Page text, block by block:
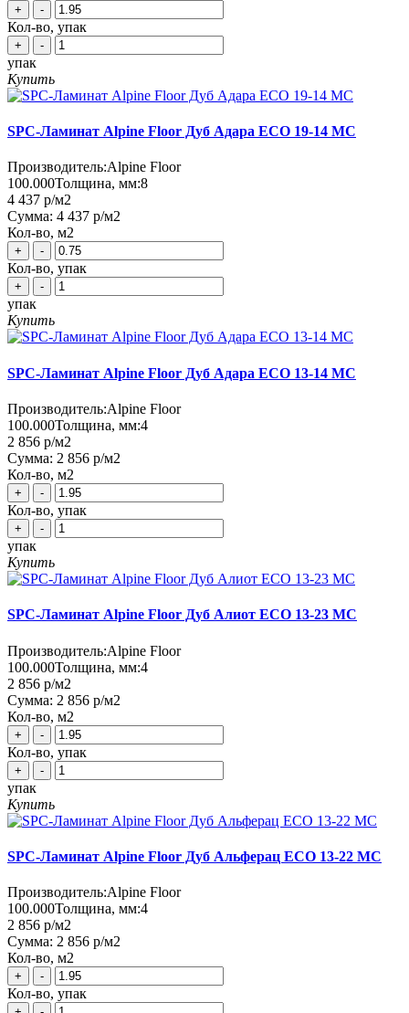
+ -
Кол-во, упак
+ -
упак
Купить
SPC-Ламинат Alpine Floor Дуб Адара ECO 19-14 MC
Производитель:Alpine Floor
100.000Толщина, мм:8
4 437 р/м2
Сумма: 4 437 р/м2
Кол-во, м2
+ -
Кол-во, упак
+ -
упак
Купить
SPC-Ламинат Alpine Floor Дуб Адара ЕСО 13-14 MC
Производитель:Alpine Floor
100.000Толщина, мм:4
2 856 р/м2
Сумма: 2 856 р/м2
Кол-во, м2
+ -
Кол-во, упак
+ -
упак
Купить
SPC-Ламинат Alpine Floor Дуб Алиот ЕСО 13-23 MC
Производитель:Alpine Floor
100.000Толщина, мм:4
2 856 р/м2
Сумма: 2 856 р/м2
Кол-во, м2
+ -
Кол-во, упак
+ -
упак
Купить
SPC-Ламинат Alpine Floor Дуб Альферац ЕСО 13-22 MC
Производитель:Alpine Floor
100.000Толщина, мм:4
2 856 р/м2
Сумма: 2 856 р/м2
Кол-во, м2
+ -
Кол-во, упак